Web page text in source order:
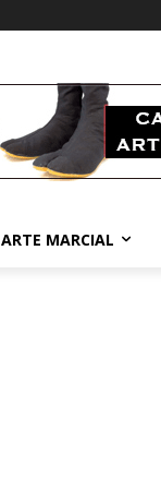
ARTE MARCIAL